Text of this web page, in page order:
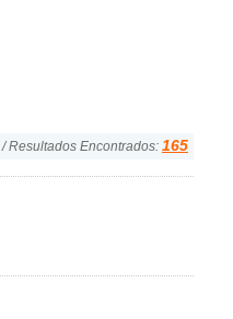
/ Resultados Encontrados: 165